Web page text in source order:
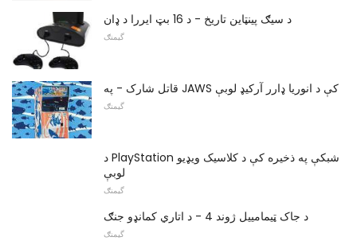
د سیګ پینټاین تاریخ - د 16 بټ ایررا د ډان
گیمنګ
قاتل شارک - په JAWS کې د انوریا ډارر آرکیډ لوبې
گیمنګ
د PlayStation شبکې په ذخیره کې د کلاسیک ویډیو
لوبې
گیمنګ
د جاک ټیمامییل ژوند 4 - د اتاري کمانډو جنګ
گیمنګ